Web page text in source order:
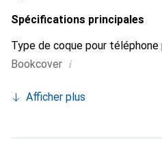
Spécifications principales
Type de coque pour
Bookcover i
Afficher plus